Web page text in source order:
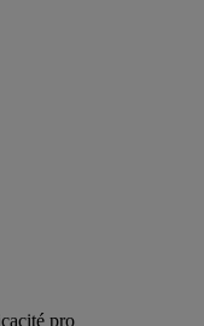
pro